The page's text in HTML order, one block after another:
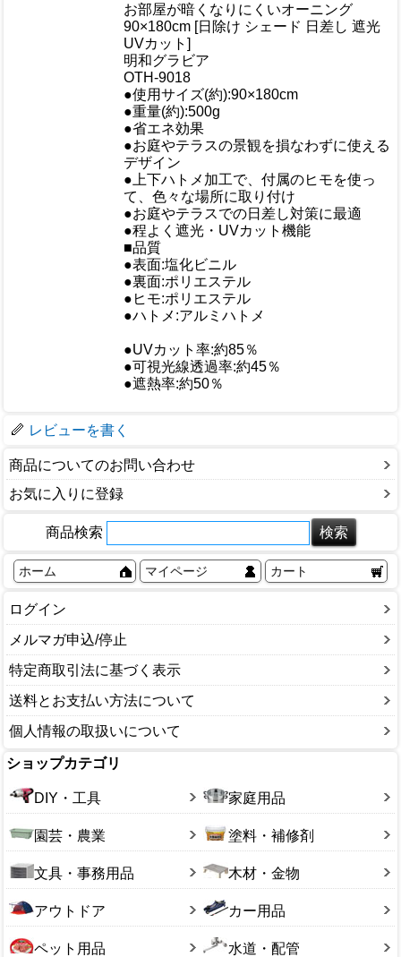
お部屋が暗くなりにくいオーニング
90×180cm [日除け シェード 日差し 遮光
UVカット]
明和グラビア
OTH-9018
●使用サイズ(約):90×180cm
●重量(約):500g
●省エネ効果
●お庭やテラスの景観を損なわずに使える
デザイン
●上下ハトメ加工で、付属のヒモを使っ
て、色々な場所に取り付け
●お庭やテラスでの日差し対策に最適
●程よく遮光・UVカット機能
■品質
●表面:塩化ビニル
●裏面:ポリエステル
●ヒモ:ポリエステル
●ハトメ:アルミハトメ
●UVカット率:約85％
●可視光線透過率:約45％
●遮熱率:約50％
レビューを書く
商品についてのお問い合わせ
お気に入りに登録
商品検索
ホーム マイページ カート
ログイン
メルマガ申込/停止
特定商取引法に基づく表示
送料とお支払い方法について
個人情報の取扱いについて
ショップカテゴリ
DIY・工具 家庭用品
園芸・農業 塗料・補修剤
文具・事務用品 木材・金物
アウトドア カー用品
ペット用品 水道・配管